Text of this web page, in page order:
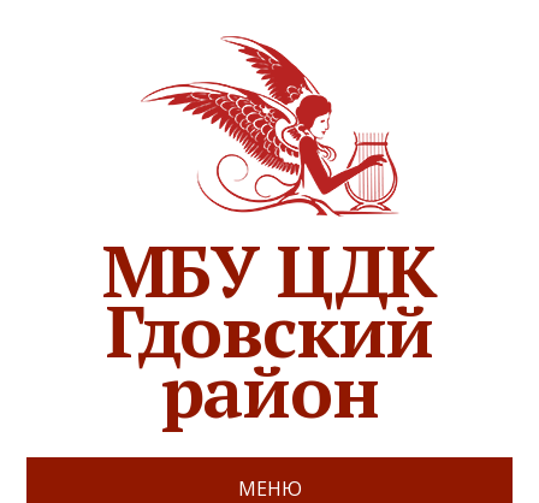
МБУ ЦДК
Гдовский
район
МЕНЮ